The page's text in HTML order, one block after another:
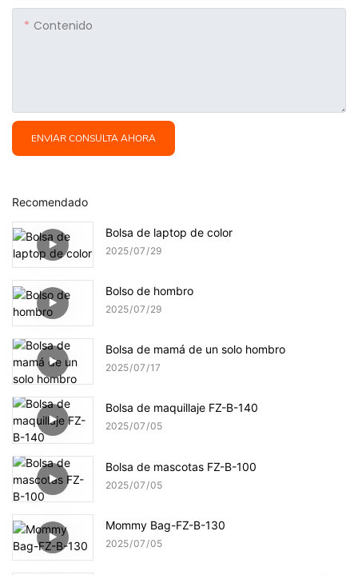
Contenido
ENVIAR CONSULTA AHORA
Recomendado
Bolsa de laptop de color
2025 07 29
Bolso de hombro
2025 07 29
Bolsa de mamá de un solo hombro
2025 07 17
Bolsa de maquillaje FZ-B-140
2025 07 05
Bolsa de mascotas FZ-B-100
2025 07 05
Mommy Bag-FZ-B-130
2025 07 05